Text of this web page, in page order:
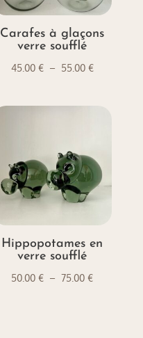
Carafes à glaçons
verre soufflé
45.00 € – 55.00 €Plage
55.00 €
Hippopotames en
verre soufflé
50.00€ – 75.00€Plage